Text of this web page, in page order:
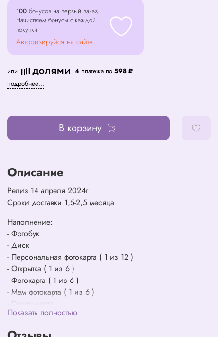
100 бонусов на первый заказ.
Начисляем бонусы с каждой
покупки
Авторизируйся на сайте
или 4 платежа по 598 ₽
подробнее...
В корзину
Описание
Релиз 14 апреля 2024г
Сроки доставки 1,5-2,5 месяца
Наполнение:
- Фотобук
- Диск
- Персональная фотокарта ( 1 из 12 )
- Открытка ( 1 из 6 )
- Фотокарта ( 1 из 6 )
- Мем фотокарта ( 1 из 6 )
- Скретч-карта
- 4 cut фото ( 1 из 6 )
Показать полностью